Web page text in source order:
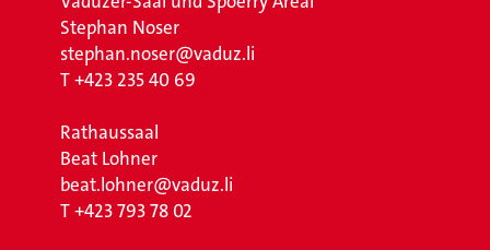
Stephan Noser
stephan.noser@vaduz.li
T+423 235 40 69
Rathaussaal
Beat Lohner
beat.lohner@vaduz.li
T+423 793 78 02